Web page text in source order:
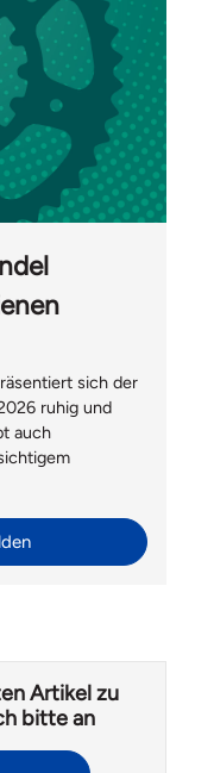
sich der
ruhig und
auch
Artikel zu
bitte an